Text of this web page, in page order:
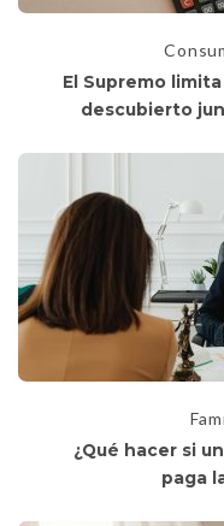
El Supremo
descubierto
¿Qué hacer si
paga